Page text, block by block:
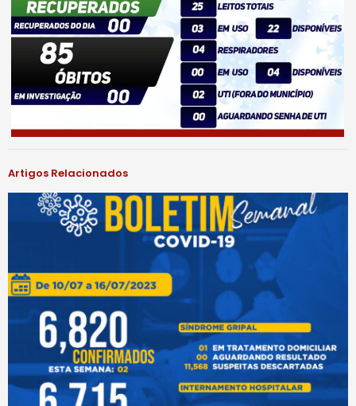
Artigos Relacionados